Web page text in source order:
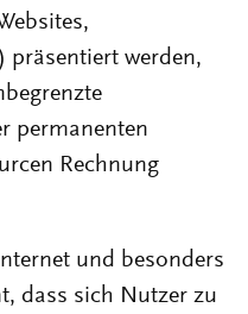
präsentiert werden,
permanenten
Rechnung
und besonders
dass sich Nutzer zu